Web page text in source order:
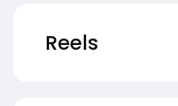
Reels